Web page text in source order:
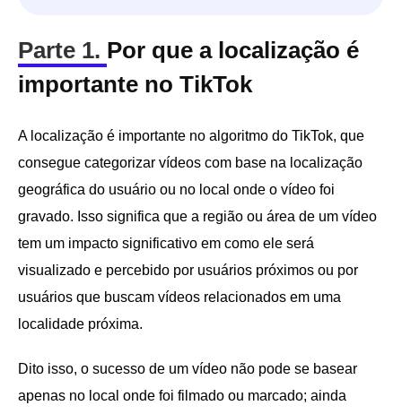
Parte 1. Por que a localização é
importante no TikTok
A localização é importante no algoritmo do TikTok, que
consegue categorizar vídeos com base na localização
geográfica do usuário ou no local onde o vídeo foi
gravado. Isso significa que a região ou área de um vídeo
tem um impacto significativo em como ele será
visualizado e percebido por usuários próximos ou por
usuários que buscam vídeos relacionados em uma
localidade próxima.
Dito isso, o sucesso de um vídeo não pode se basear
apenas no local onde foi filmado ou marcado; ainda